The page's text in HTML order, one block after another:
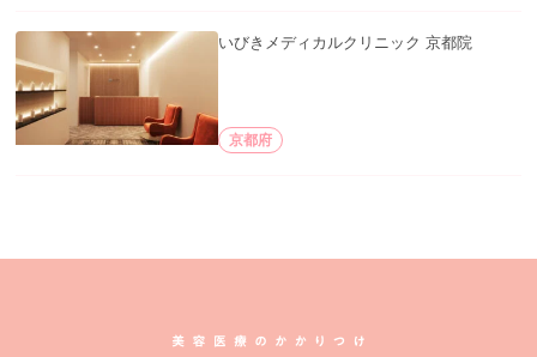
いびきメディカルクリニック 京都院
京都府